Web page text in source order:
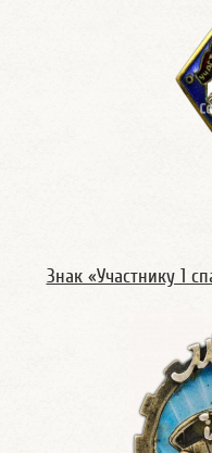
Знак «Участнику 1